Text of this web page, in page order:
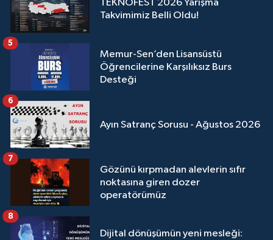
TEKNOFEST 2026 Yarışma
Takvimimiz Belli Oldu!
Memur-Sen’den Lisansüstü
Öğrencilerine Karşılıksız Burs
Desteği
5
Ayın Satranç Sorusu - Ağustos 2026
6
Gözünü kırpmadan alevlerin sıfır
noktasına giren dozer
operatörümüz
7
Dijital dönüşümün yeni mesleği:
8